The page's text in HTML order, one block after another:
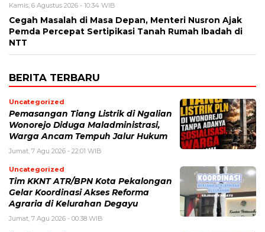
Kamis, 6 Agustus 2026 - 10:34 WIB
Cegah Masalah di Masa Depan, Menteri Nusron Ajak
Pemda Percepat Sertipikasi Tanah Rumah Ibadah di
NTT
BERITA TERBARU
Uncategorized
Pemasangan Tiang Listrik di Ngalian
Wonorejo Diduga Maladministrasi,
Warga Ancam Tempuh Jalur Hukum
Jumat, 7 Agu 2026 - 22:01 WIB
Uncategorized
Tim KKNT ATR/BPN Kota Pekalongan
Gelar Koordinasi Akses Reforma
Agraria di Kelurahan Degayu
Jumat, 7 Agu 2026 - 00:38 WIB